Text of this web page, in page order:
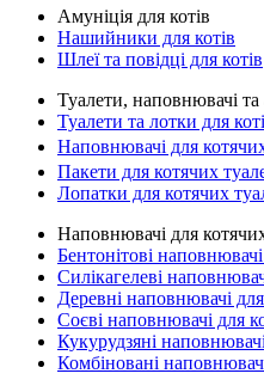
Амуніція для котів
Нашийники для котів
Шлеї та повідці для котів
Туалети, наповнювачі та
Туалети та лотки для
Наповнювачі для
Пакети для котячих
Лопатки для котячих
Наповнювачі для
Бентонітові наповнювачі
Силікагелеві
Деревні наповнювачі для
Соєві наповнювачі для
Кукурудзяні
Комбіновані